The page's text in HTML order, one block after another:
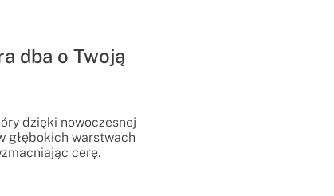
dba o Twoją
dzięki nowoczesnej
głębokich warstwach
cerę.